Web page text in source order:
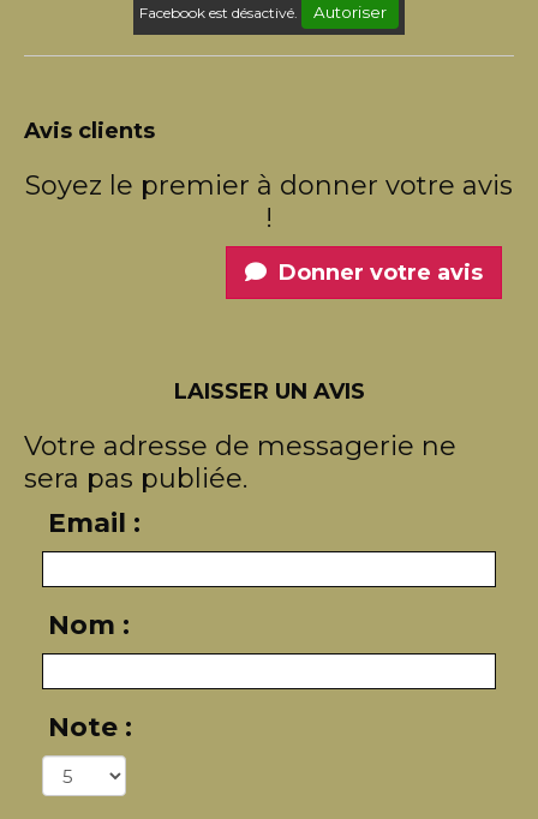
Facebook est désactivé. Autoriser
Avis clients
Soyez le premier à donner votre avis
!
Donner votre avis
LAISSER UN AVIS
Votre adresse de messagerie ne
sera pas publiée.
Email :
Nom :
Note :